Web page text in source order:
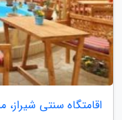
اقامتگاه سنتی